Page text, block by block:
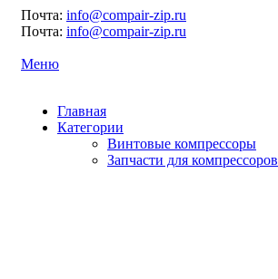
Почта: info@compair-zip.ru
Почта: info@compair-zip.ru
Меню
Главная
Категории
Винтовые компрессоры
Запчасти для компрессоров